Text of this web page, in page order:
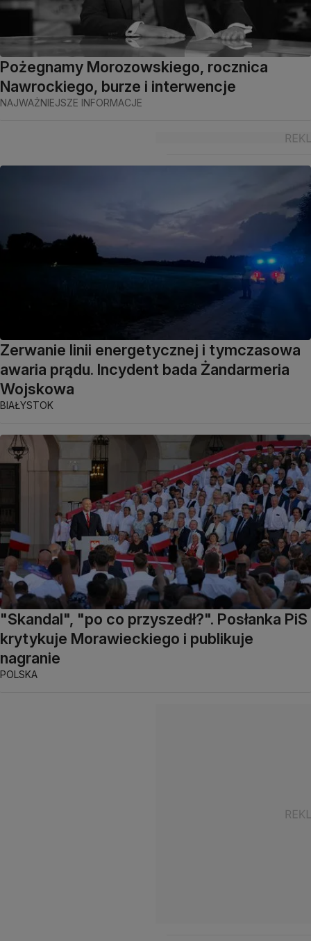
Pożegnamy Morozowskiego, rocznica
Nawrockiego, burze i interwencje
NAJWAŻNIEJSZE INFORMACJE
Zerwanie linii energetycznej i tymczasowa
awaria prądu. Incydent bada Żandarmeria
Wojskowa
BIAŁYSTOK
"Skandal", "po co przyszedł?". Posłanka PiS
krytykuje Morawieckiego i publikuje
nagranie
POLSKA